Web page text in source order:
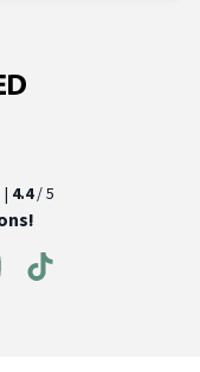
4.4/ 5